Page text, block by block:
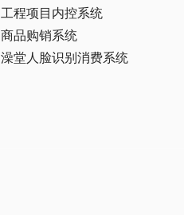
工程项目内控系统
商品购销系统
澡堂人脸识别消费系统